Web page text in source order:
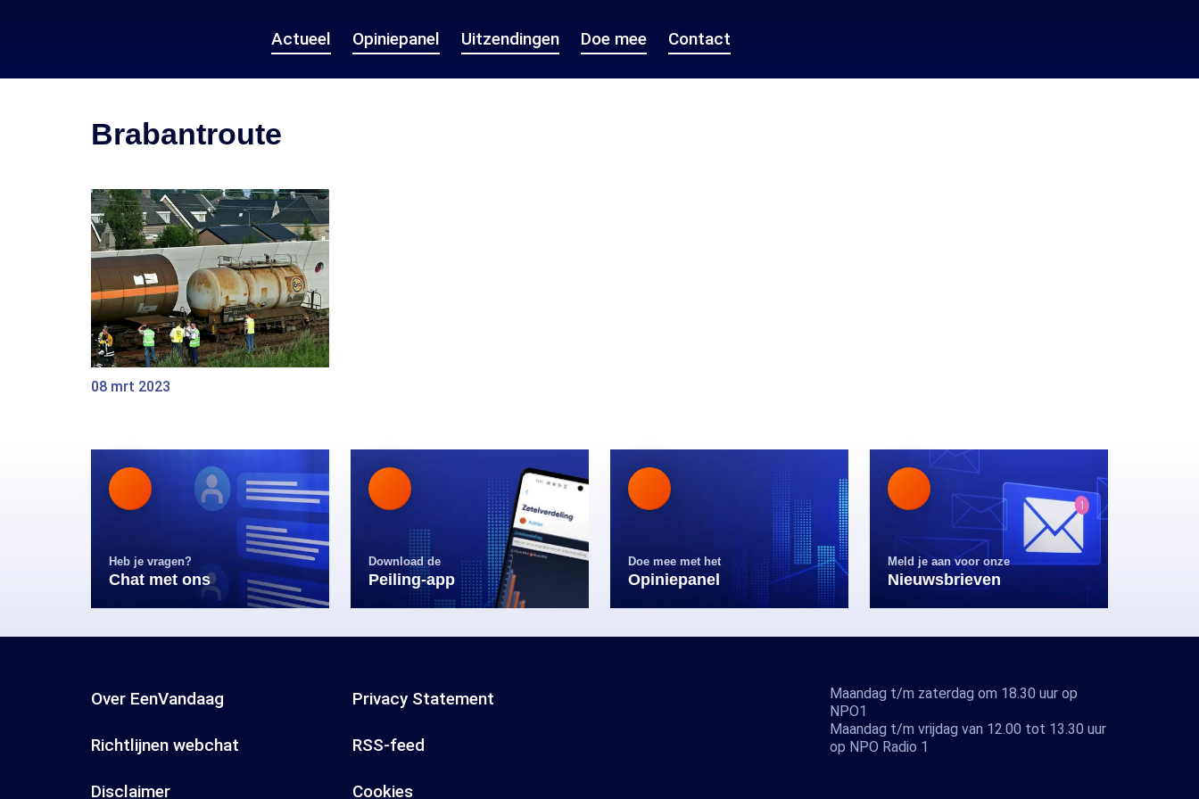
Actueel Opiniepanel Uitzendingen Doe mee Contact
Brabantroute
08 mrt 2023
Heb je vragen?
Chat met ons
Download de
Peiling-app
Doe mee met het
Opiniepanel
Meld je aan voor onze
Nieuwsbrieven
Over EenVandaag Privacy Statement
Richtlijnen webchat RSS-feed
Disclaimer Cookies
Maandag t/m zaterdag om 18.30 uur op
NPO1
Maandag t/m vrijdag van 12.00 tot 13.30 uur
op NPO Radio 1